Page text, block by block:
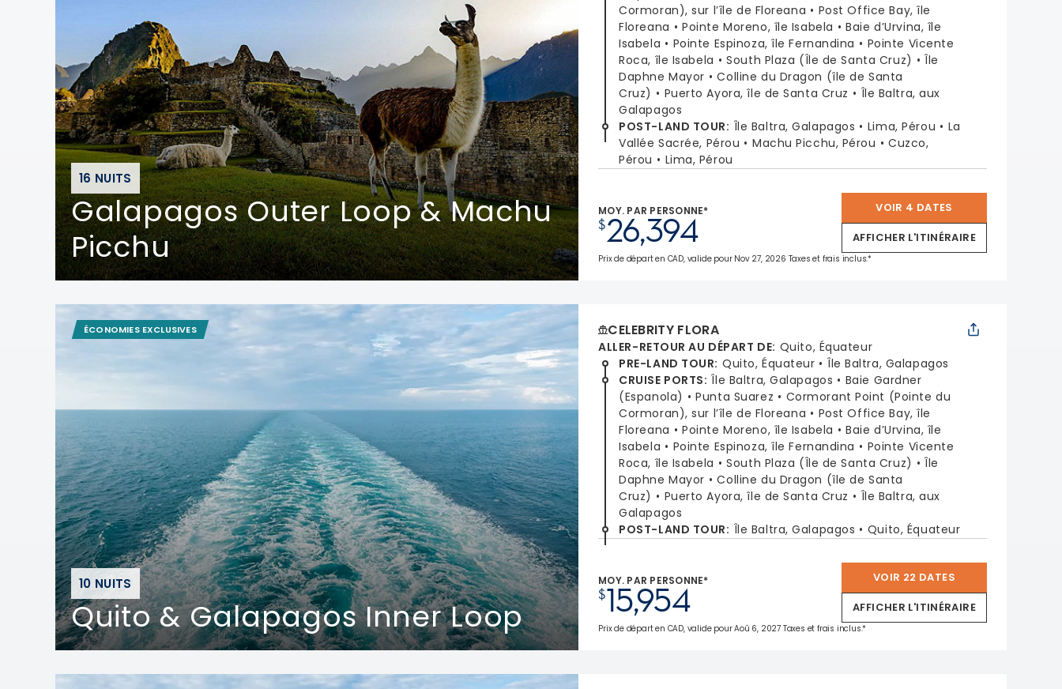
16 NUITS
Galapagos Outer Loop & Machu
Picchu
Cormoran), sur l’île de Floreana
Post Office Bay, île
Floreana
Pointe Moreno, île Isabela
Baie d’Urvina, île
Isabela
Pointe Espinoza, île Fernandina
Pointe Vicente
Roca, île Isabela
South Plaza (Île de Santa Cruz)
Île
Daphne Mayor
Colline du Dragon (île de Santa
Cruz)
Puerto Ayora, île de Santa Cruz
Île Baltra, aux
Galapagos
POST-LAND TOUR: Île Baltra, Galapagos Lima, Pérou
La
Vallée Sacrée, Pérou
Machu Picchu, Pérou
Cuzco,
Pérou
Lima, Pérou
MOY. PAR PERSONNE*
$26,394
VOIR 4 DATES
AFFICHER L'ITINÉRAIRE
Prix de départ en CAD, valide pour Nov 27, 2026 Taxes et frais inclus.*
10 NUITS
Quito & Galapagos Inner Loop
ÉCONOMIES EXCLUSIVES CELEBRITY FLORA
ALLER-RETOUR AU DÉPART DE: Quito, Équateur
PRE-LAND TOUR: Quito, Équateur
Île Baltra, Galapagos
CRUISE PORTS: Île Baltra, Galapagos
Baie Gardner
(Espanola)
Punta Suarez
Cormorant Point (Pointe du
Cormoran), sur l’île de Floreana
Post Office Bay, île
Floreana
Pointe Moreno, île Isabela
Baie d’Urvina, île
Isabela
Pointe Espinoza, île Fernandina
Pointe Vicente
Roca, île Isabela
South Plaza (Île de Santa Cruz)
Île
Daphne Mayor
Colline du Dragon (île de Santa
Cruz)
Puerto Ayora, île de Santa Cruz
Île Baltra, aux
Galapagos
POST-LAND TOUR: Île Baltra, Galapagos Quito, Équateur
MOY. PAR PERSONNE*
$15,954
VOIR 22 DATES
AFFICHER L'ITINÉRAIRE
Prix de départ en CAD, valide pour Aoû 6, 2027 Taxes et frais inclus.*